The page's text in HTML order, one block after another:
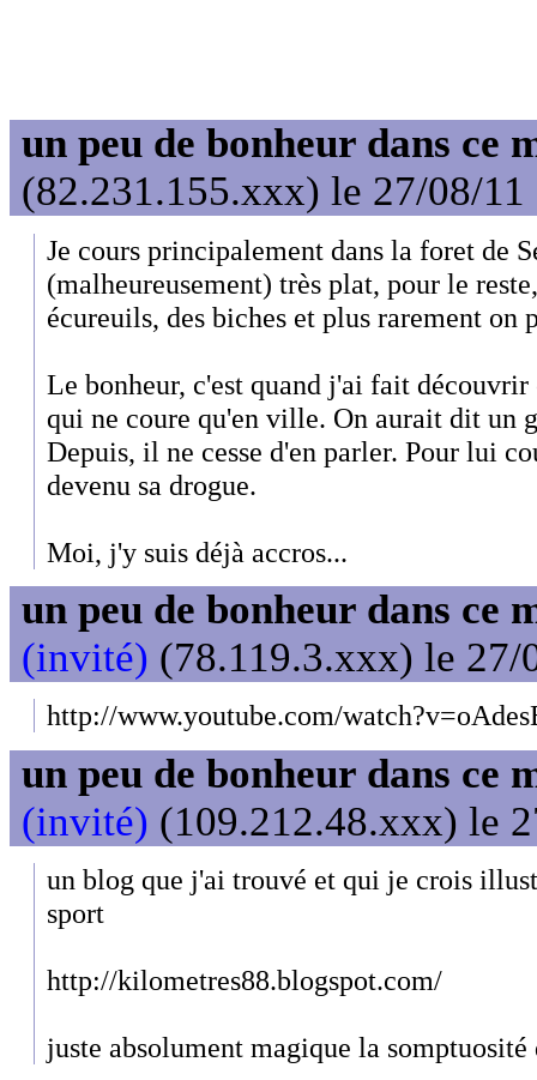
un peu de bonheur dans ce
(82.231.155.xxx) le 27/08/11
Je cours principalement dans la foret de
(malheureusement) très plat, pour le
écureuils, des biches et plus rarement on
Le bonheur, c'est quand j'ai fait
qui ne coure qu'en ville. On aurait dit un
Depuis, il ne cesse d'en parler. Pour lui
devenu sa drogue.
Moi, j'y suis déjà accros...
un peu de bonheur dans ce
(invité) (78.119.3.xxx) le 27/
http://www.youtube.com/
un peu de bonheur dans ce
(invité) (109.212.48.xxx) le
un blog que j'ai trouvé et qui je crois
sport
http://kilometres88.blogspot.com/
juste absolument magique la somptuosité